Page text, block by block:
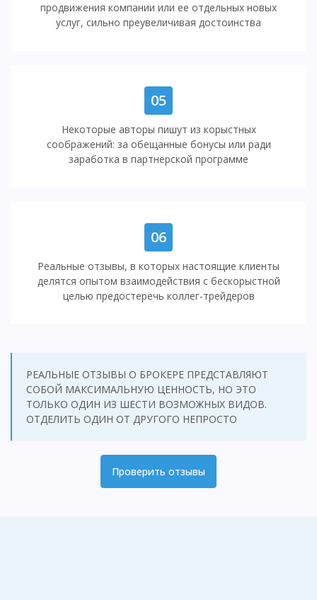
продвижения компании или ее отдельных новых
услуг, сильно преувеличивая достоинства
05
Некоторые авторы пишут из корыстных
соображений: за обещанные бонусы или ради
заработка в партнерской программе
06
Реальные отзывы, в которых настоящие клиенты
делятся опытом взаимодействия с бескорыстной
целью предостеречь коллег-трейдеров
РЕАЛЬНЫЕ ОТЗЫВЫ О БРОКЕРЕ ПРЕДСТАВЛЯЮТ
СОБОЙ МАКСИМАЛЬНУЮ ЦЕННОСТЬ, НО ЭТО
ТОЛЬКО ОДИН ИЗ ШЕСТИ ВОЗМОЖНЫХ ВИДОВ.
ОТДЕЛИТЬ ОДИН ОТ ДРУГОГО НЕПРОСТО
Проверить отзывы